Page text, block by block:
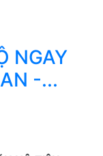
NGAY
-...